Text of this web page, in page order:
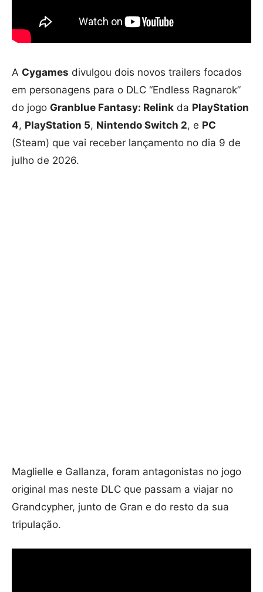
A Cygames divulgou dois novos trailers focados
em personagens para o DLC “Endless Ragnarok”
do jogo Granblue Fantasy: Relink da PlayStation
4, PlayStation 5, Nintendo Switch 2, e PC
(Steam) que vai receber lançamento no dia 9 de
julho de 2026.
Maglielle e Gallanza, foram antagonistas no jogo
original mas neste DLC que passam a viajar no
Grandcypher, junto de Gran e do resto da sua
tripulação.